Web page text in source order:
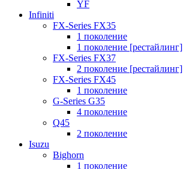
YF
Infiniti
FX-Series FX35
1 поколение
1 поколение [рестайлинг]
FX-Series FX37
2 поколение [рестайлинг]
FX-Series FX45
1 поколение
G-Series G35
4 поколение
Q45
2 поколение
Isuzu
Bighorn
1 поколение